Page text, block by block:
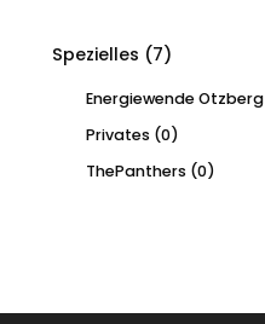
Spezielles (7)
Energiewende Otzberg
Privates (0)
ThePanthers (0)